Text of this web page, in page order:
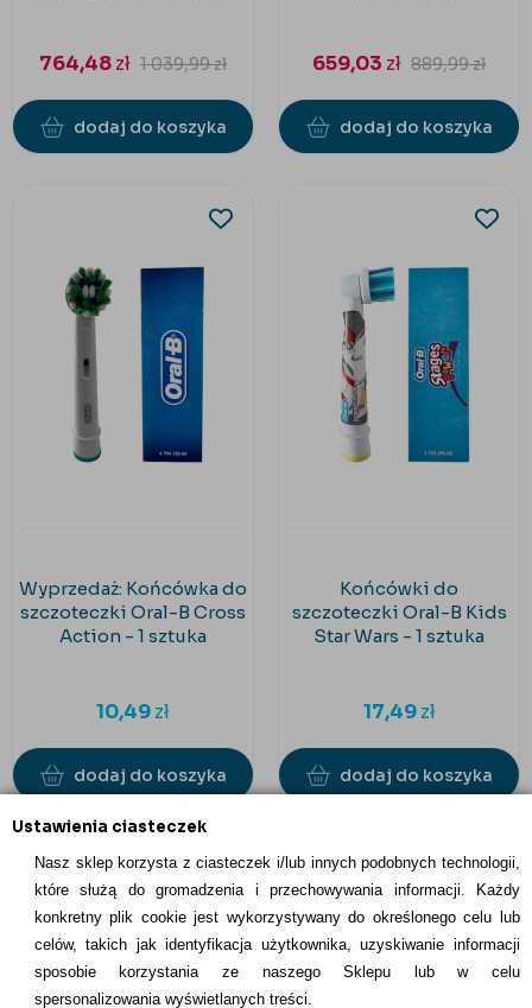
Ustawienia ciasteczek
Nasz sklep korzysta z ciasteczek i/lub innych podobnych technologii,
które służą do gromadzenia i przechowywania informacji. Każdy
konkretny plik cookie jest wykorzystywany do określonego celu lub
celów, takich jak identyfikacja użytkownika, uzyskiwanie informacji
sposobie korzystania ze naszego Sklepu lub w celu
spersonalizowania wyświetlanych treści.
764,48zł 1 039,99zł
dodaj do koszyka
659,03 zł 889,99zł
dodaj do koszyka
Wyprzedaż: Końcówka do
szczoteczki Oral-B Cross
Action - 1 sztuka
10,49zł
dodaj do koszyka
Końcówki do
szczoteczki Oral-B Kids
Star Wars - 1 sztuka
17,49zł
dodaj do koszyka
INFORMACJE KONTAKTOWE